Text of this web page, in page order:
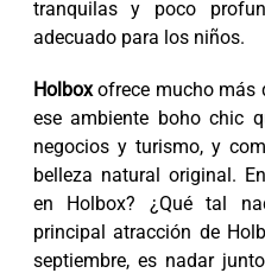
tranquilas y poco
adecuado para los niños.
Holboxofrece mucho más
ese ambiente boho chic
negocios y turismo, y
belleza natural original.
en Holbox? ¿Qué tal
principal atracción de
septiembre, es nadar